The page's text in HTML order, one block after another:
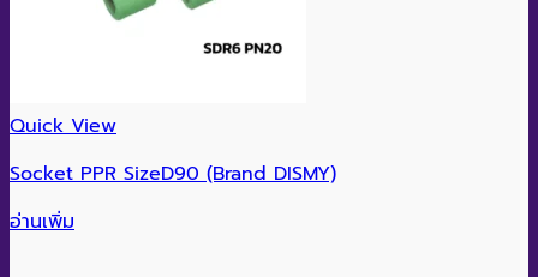
Quick View
Socket PPR SizeD90 (Brand DISMY)
อ่านเพิ่ม